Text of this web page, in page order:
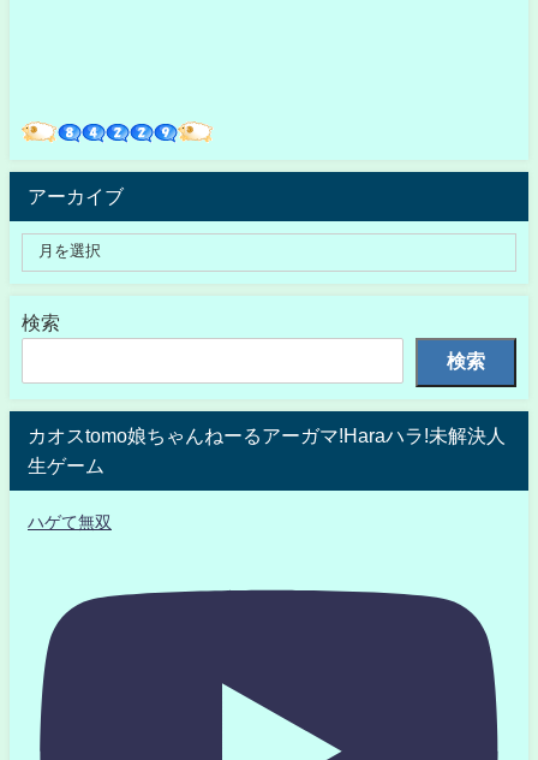
アーカイブ
検索
検索
カオスtomo娘ちゃんねーるアーガマ!Haraハラ!未解決人
生ゲーム
ハゲて無双